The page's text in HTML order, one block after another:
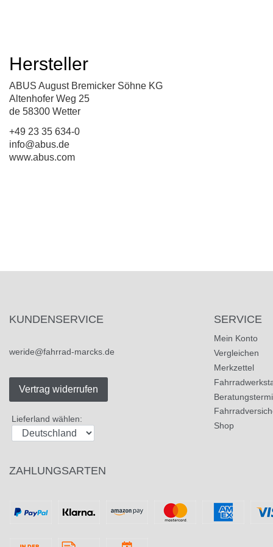
Hersteller
ABUS August Bremicker Söhne KG
Altenhofer Weg 25
de 58300 Wetter
+49 23 35 634-0
info@abus.de
www.abus.com
KUNDENSERVICE
weride@fahrrad-marcks.de
Vertrag widerrufen
Lieferland wählen:
SERVICE
Mein Konto
Vergleichen
Merkzettel
Shop
ZAHLUNGSARTEN